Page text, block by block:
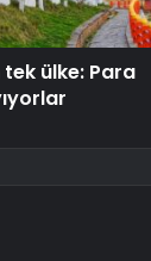
tek ülke: Para